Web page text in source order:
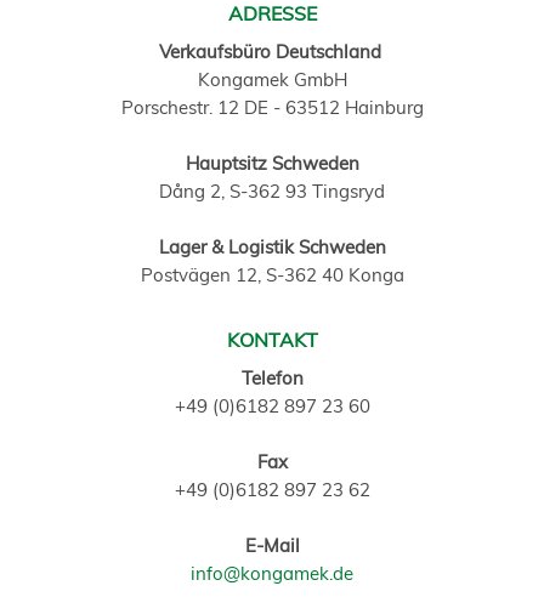
ADRESSE
Verkaufsbüro Deutschland
Kongamek GmbH
Porschestr. 12 DE - 63512 Hainburg
Hauptsitz Schweden
Dång 2, S-362 93 Tingsryd
Lager & Logistik Schweden
Postvägen 12, S-362 40 Konga
KONTAKT
Telefon
+49 (0)6182 897 23 60
Fax
+49 (0)6182 897 23 62
E-Mail
info@kongamek.de